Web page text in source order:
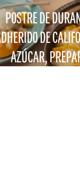
POSTRE DE
DE
AZÚCAR,